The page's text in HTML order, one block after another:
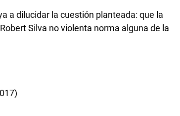
a dilucidar la cuestión planteada: que la
Silva no violenta norma alguna de la